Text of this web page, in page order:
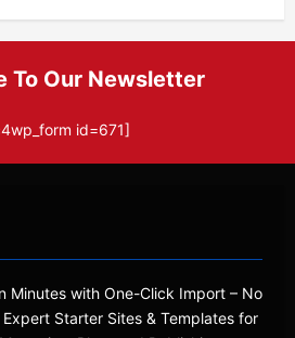
To Our Newsletter
id=671]